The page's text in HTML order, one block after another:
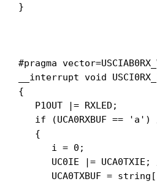
}
#pragma
__interrupt void
{
   P1OUT |= RXLED;
if (UCA0RXBUF == 'a')
   {
      i = 0;
UC0IE |= UCA0TXIE;
UCA0TXBUF =